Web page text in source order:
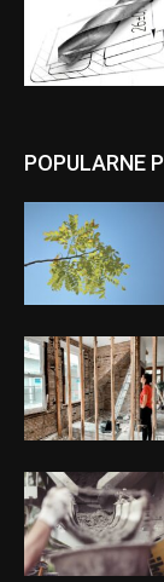
POPULARNE